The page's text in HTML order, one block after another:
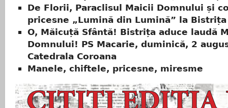
De Florii, Paraclisul Maicii Domnului și
pricesne „Lumină din Lumină” la Bistrița
O, Măicuță Sfântă! Bistrița aduce laudă
Domnului! PS Macarie, duminică, 2
Catedrala Coroana
Manele, chiftele, pricesne, miresme